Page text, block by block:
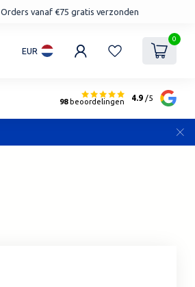
Orders vanaf €75 gratis verzonden
EUR
0
98beoordelingen 4.9 /5